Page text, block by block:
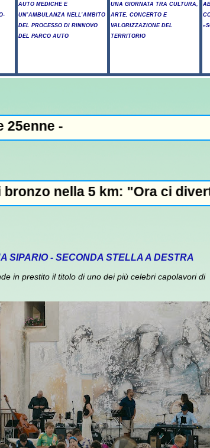
AUTO MEDICHE E
UN’AMBULANZA NELL’AMBITO
DEL PROCESSO DI RINNOVO
DEL PARCO AUTO
UNA GIORNATA TRA CULTURA,
ARTE, CONCERTO E
VALORIZZAZIONE DEL
TERRITORIO
"Ora ci divertiamo in
SIPARIO - SECONDA STELLA A DESTRA
in prestito il titolo di uno dei più celebri capolavori di
- Sparatoria in